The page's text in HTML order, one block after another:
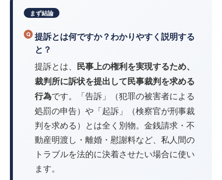
まず結論
提訴とは何ですか？わかりやすく説明する
と？
提訴とは、 民事上の権利を実現するため、
裁判所に訴状を提出して民事裁判を求める
行為です。「告訴」（犯罪の被害者による
処罰の申告）や「起訴」（検察官が刑事裁
判を求める）とは全く別物。金銭請求・不
動産明渡し・離婚・慰謝料など、私人間の
トラブルを法的に決着させたい場合に使い
ます。